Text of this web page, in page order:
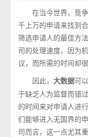
在当今世界，竞
千上万的申请来找到
筛选申请人的最佳方
司的处理速度，因为
议，而所需的时间却很
因此，
大数据可
于缺乏人为监督而错
的时间来对申请人进
们能够进入无国界的
司而言，这一点尤其